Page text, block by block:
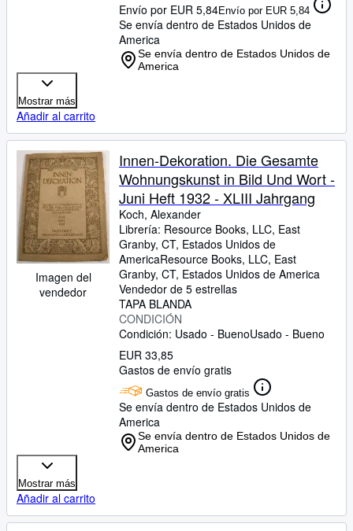
Envío por EUR 5,84Envío por EUR 5,84
Se envía dentro de Estados Unidos de
America
Se envía dentro de Estados Unidos de
America
Mostrar más
Añadir al carrito
Imagen del
vendedor
Innen-Dekoration. Die Gesamte
Wohnungskunst in Bild Und Wort -
Juni Heft 1932 - XLIII Jahrgang
Koch, Alexander
Librería: Resource Books, LLC, East
Granby, CT, Estados Unidos de
AmericaResource Books, LLC, East
Granby, CT, Estados Unidos de America
Vendedor de 5 estrellas
TAPA BLANDA
CONDICIÓN
Condición: Usado - BuenoUsado - Bueno
EUR 33,85
Gastos de envío gratis
Gastos de envío gratis
Se envía dentro de Estados Unidos de
America
Se envía dentro de Estados Unidos de
America
Mostrar más
Añadir al carrito